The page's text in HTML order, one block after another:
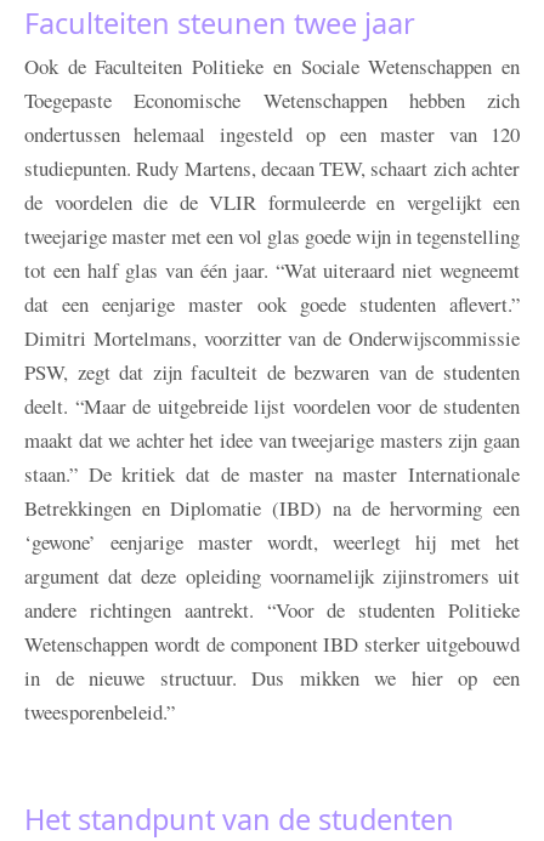
Faculteiten steunen twee jaar
Ook de Faculteiten Politieke en Sociale Wetenschappen en
Toegepaste Economische Wetenschappen hebben zich
ondertussen helemaal ingesteld op een master van 120
studiepunten. Rudy Martens, decaan TEW, schaart zich achter
de voordelen die de VLIR formuleerde en vergelijkt een
tweejarige master met een vol glas goede wijn in tegenstelling
tot een half glas van één jaar. “Wat uiteraard niet wegneemt
dat een eenjarige master ook goede studenten aflevert.”
Dimitri Mortelmans, voorzitter van de Onderwijscommissie
PSW, zegt dat zijn faculteit de bezwaren van de studenten
deelt. “Maar de uitgebreide lijst voordelen voor de studenten
maakt dat we achter het idee van tweejarige masters zijn gaan
staan.” De kritiek dat de master na master Internationale
Betrekkingen en Diplomatie (IBD) na de hervorming een
‘gewone’ eenjarige master wordt, weerlegt hij met het
argument dat deze opleiding voornamelijk zijinstromers uit
andere richtingen aantrekt. “Voor de studenten Politieke
Wetenschappen wordt de component IBD sterker uitgebouwd
in de nieuwe structuur. Dus mikken we hier op een
tweesporenbeleid.”
Het standpunt van de studenten